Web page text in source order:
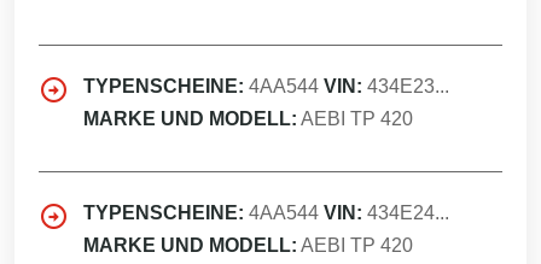
TYPENSCHEINE: 4AA544 VIN: 434E23...
MARKE UND MODELL: AEBI TP 420
TYPENSCHEINE: 4AA544 VIN: 434E24...
MARKE UND MODELL: AEBI TP 420